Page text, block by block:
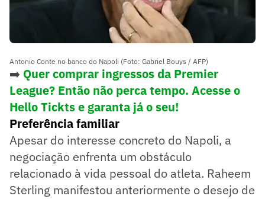
Antonio Conte no banco do Napoli (Foto: Gabriel Bouys / AFP)
➡️ Quer comprar ingressos da Premier
League? Então não perca tempo. Acesse o
Hello Tickts e garanta já o seu!
Preferência familiar
Apesar do interesse concreto do Napoli, a
negociação enfrenta um obstáculo
relacionado à vida pessoal do atleta. Raheem
Sterling manifestou anteriormente o desejo de